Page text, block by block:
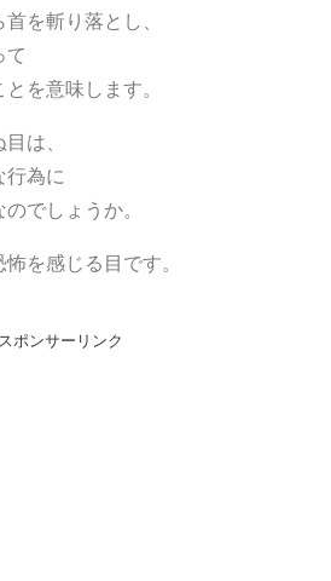
を斬り落とし、
て
を意味します。
は、
行為に
でしょうか。
を感じる目です。
スポンサーリンク